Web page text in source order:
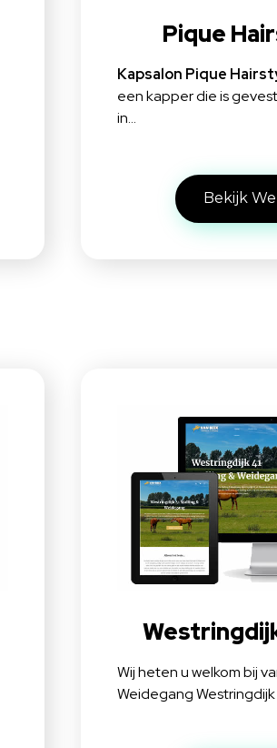
Pique
Kapsalon Pique
een kapper die is
in…
Bekijk
Wij heten u welkom bij
Weidegang Westringdijk